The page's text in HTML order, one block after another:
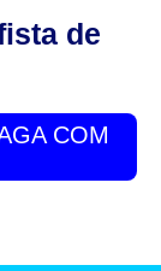
de
COM